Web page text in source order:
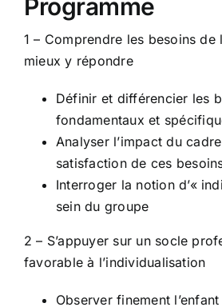
Programme
1 – Comprendre les besoins de
mieux y répondre
Définir et différencier les
fondamentaux et
Analyser l’impact du
satisfaction de ces
Interroger la notion d’«
sein du groupe
2 – S’appuyer sur un socle
favorable à l’individualisation
Observer finement